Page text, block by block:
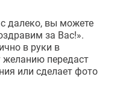
далеко, вы можете
за Вас!».
в руки в
желанию передаст
или сделает фото